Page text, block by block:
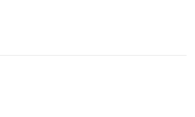
verwendet zur
Gewinnspiels / Verlosung
werden gelöscht, sobald sie für
ihrer Erhebung nicht mehr
und